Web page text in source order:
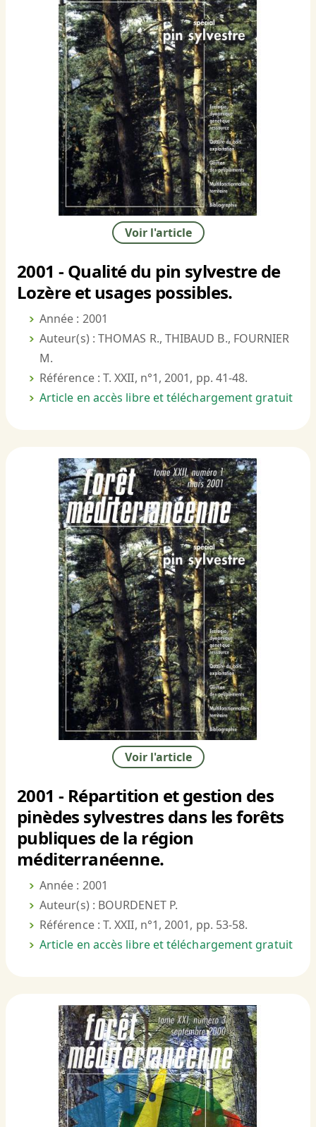
Voir l'article
2001 - Qualité du pin sylvestre de
Lozère et usages possibles.
Année : 2001
Auteur(s) : THOMAS R., THIBAUD B., FOURNIER
M.
Référence : T. XXII, n°1, 2001, pp. 41-48.
Article en accès libre et téléchargement gratuit
Voir l'article
2001 - Répartition et gestion des
pinèdes sylvestres dans les forêts
publiques de la région
méditerranéenne.
Année : 2001
Auteur(s) : BOURDENET P.
Référence : T. XXII, n°1, 2001, pp. 53-58.
Article en accès libre et téléchargement gratuit